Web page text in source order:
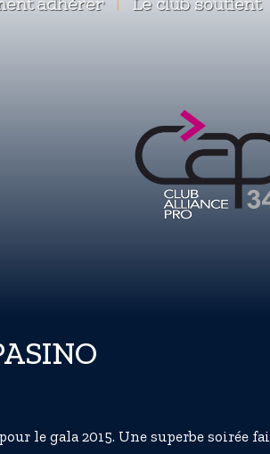
adhérer | Le club soutient
le gala 2015. Une superbe soirée